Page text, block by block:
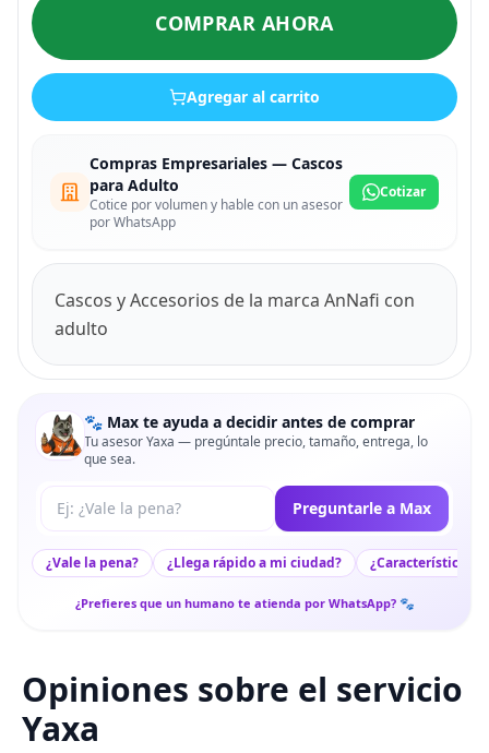
COMPRAR AHORA
Agregar al carrito
Compras Empresariales — Cascos
para Adulto
Cotice por volumen y hable con un asesor
por WhatsApp
Cotizar
Cascos y Accesorios de la marca AnNafi con
adulto
🐾 Max te ayuda a decidir antes de comprar
Tu asesor Yaxa — pregúntale precio, tamaño, entrega, lo
que sea.
Tu pregunta a Max Preguntarle a Max
¿Vale la pena? ¿Llega rápido a mi ciudad? ¿Características
¿Prefieres que un humano te atienda por WhatsApp? 🐾
Opiniones sobre el servicio
Yaxa